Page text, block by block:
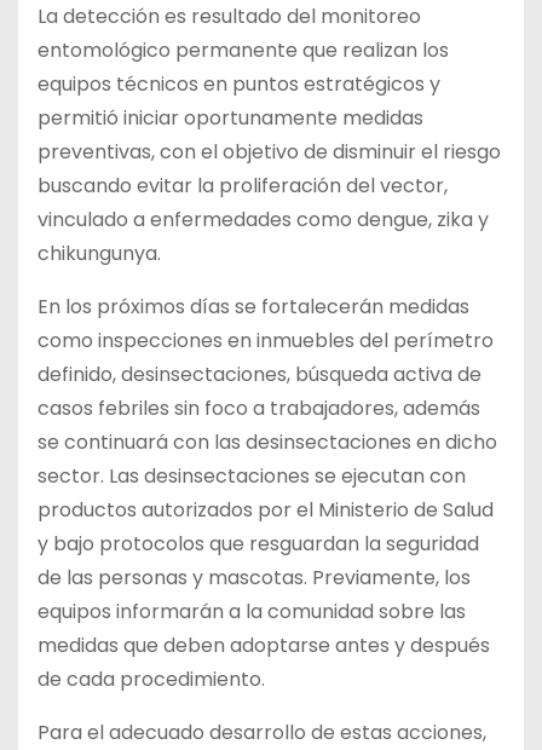
La detección es resultado del monitoreo
entomológico permanente que realizan los
equipos técnicos en puntos estratégicos y
permitió iniciar oportunamente medidas
preventivas, con el objetivo de disminuir el riesgo
buscando evitar la proliferación del vector,
vinculado a enfermedades como dengue, zika y
chikungunya.
En los próximos días se fortalecerán medidas
como inspecciones en inmuebles del perímetro
definido, desinsectaciones, búsqueda activa de
casos febriles sin foco a trabajadores, además
se continuará con las desinsectaciones en dicho
sector. Las desinsectaciones se ejecutan con
productos autorizados por el Ministerio de Salud
y bajo protocolos que resguardan la seguridad
de las personas y mascotas. Previamente, los
equipos informarán a la comunidad sobre las
medidas que deben adoptarse antes y después
de cada procedimiento.
Para el adecuado desarrollo de estas acciones,